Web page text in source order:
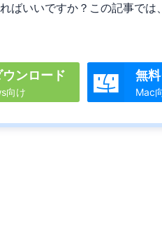
ばいいですか？この記事で
ンロード
向け  無
Mac